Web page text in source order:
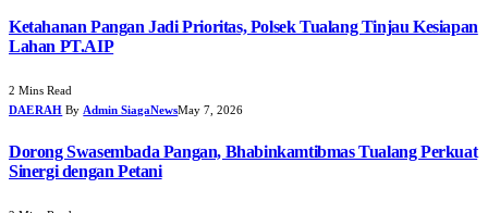
Ketahanan Pangan Jadi Prioritas, Polsek Tualang Tinjau Kesiapan
Lahan PT.AIP
2 Mins Read
DAERAH By Admin SiagaNewsMay 7, 2026
Dorong Swasembada Pangan, Bhabinkamtibmas Tualang Perkuat
Sinergi dengan Petani